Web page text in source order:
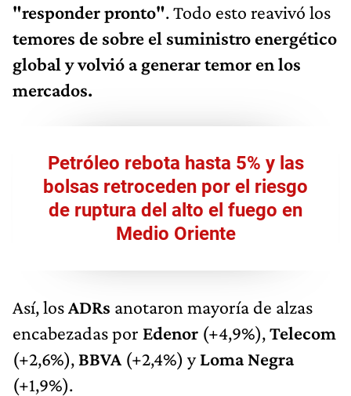
"responder pronto". Todo esto reavivó los
temores de sobre el suministro energético
global y volvió a generar temor en los
mercados.
Petróleo rebota hasta 5% y las
bolsas retroceden por el riesgo
de ruptura del alto el fuego en
Medio Oriente
Así, losADRs anotaron mayoría de alzas
encabezadas por Edenor (+4,9%),Telecom
(+2,6%), BBVA (+2,4%) yLoma Negra
(+1,9%).